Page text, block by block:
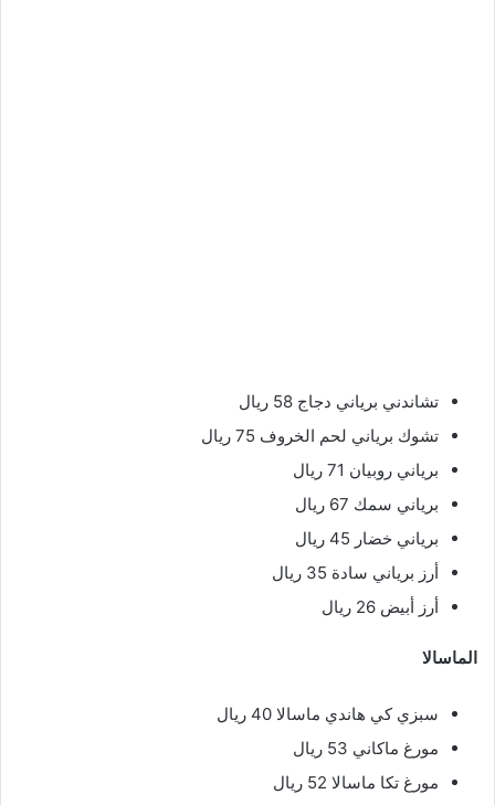
تشاندني برياني دجاج 58 ريال
تشوك برياني لحم الخروف 75 ريال
برياني روبيان 71 ريال
برياني سمك 67 ريال
برياني خضار 45 ريال
أرز برياني سادة 35 ريال
أرز أبيض 26 ريال
الماسالا
سبزي كي هاندي ماسالا 40 ريال
مورغ ماكاني 53 ريال
مورغ تكا ماسالا 52 ريال